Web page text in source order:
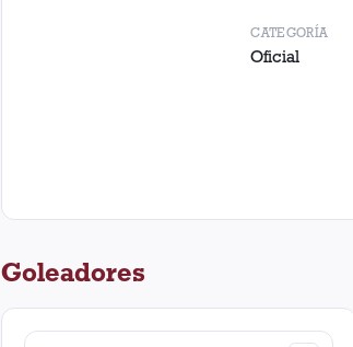
CATEGORÍA
Oficial
Goleadores